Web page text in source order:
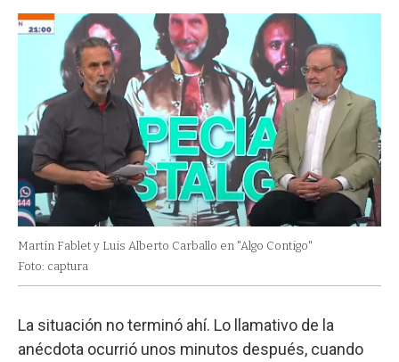
Martín Fablet y Luis Alberto Carballo en "Algo Contigo"
Foto: captura
La situación no terminó ahí. Lo llamativo de la
anécdota ocurrió unos minutos después, cuando